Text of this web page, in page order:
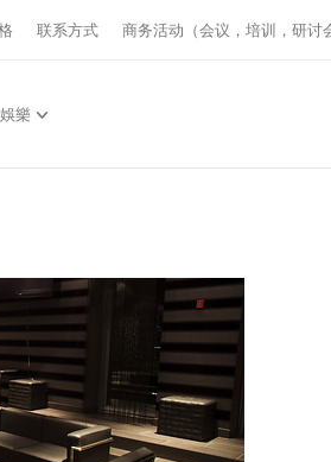
联系方式 商务活动（会议，培训，研讨
娛樂